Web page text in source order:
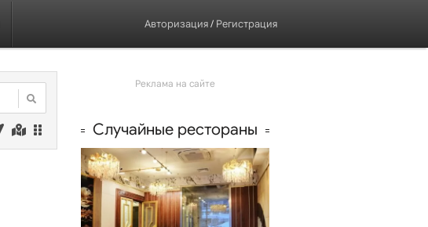
Авторизация/ Регистрация
Реклама на сайте
Случайные рестораны